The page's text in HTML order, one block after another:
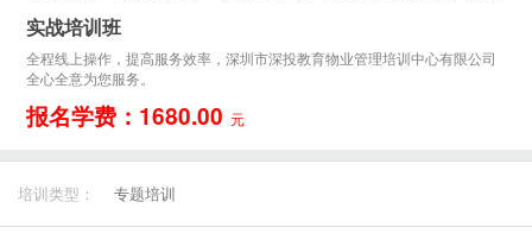
实战培训班
全程线上操作，提高服务效率，深圳市深投教育物业管理培训中心有限公司
全心全意为您服务。
报名学费：1680.00 元
培训类型： 专题培训